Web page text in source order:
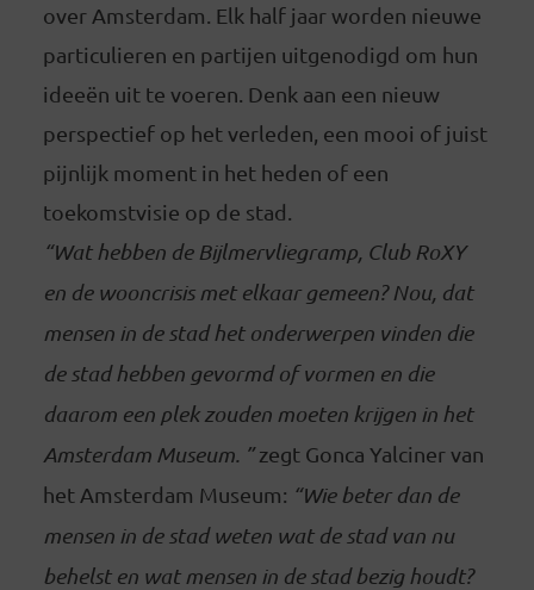
over Amsterdam. Elk half jaar worden nieuwe
particulieren en partijen uitgenodigd om hun
ideeën uit te voeren. Denk aan een nieuw
perspectief op het verleden, een mooi of juist
pijnlijk moment in het heden of een
toekomstvisie op de stad.
“Wat hebben de Bijlmervliegramp, Club RoXY
en de wooncrisis met elkaar gemeen? Nou, dat
mensen in de stad het onderwerpen vinden die
de stad hebben gevormd of vormen en die
daarom een plek zouden moeten krijgen in het
Amsterdam Museum. ”zegt Gonca Yalciner van
het Amsterdam Museum: “Wie beter dan de
mensen in de stad weten wat de stad van nu
behelst en wat mensen in de stad bezig houdt?